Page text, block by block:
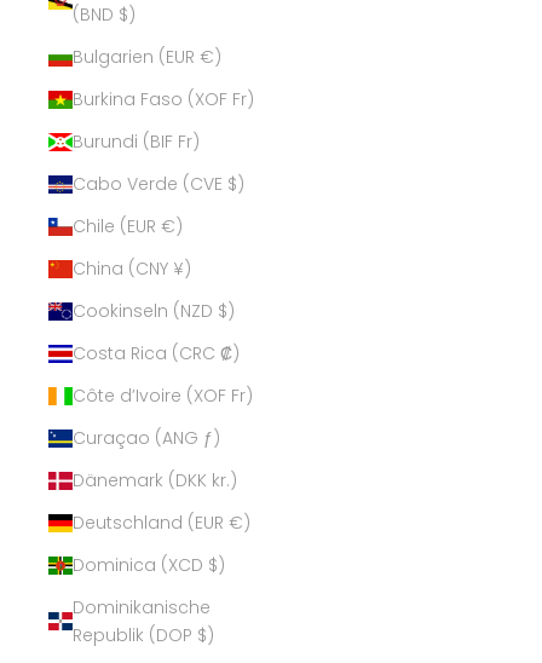
(BND $)
Bulgarien (EUR €)
Burkina Faso (XOF Fr)
Burundi (BIF Fr)
Cabo Verde (CVE $)
Chile (EUR €)
China (CNY ¥)
Cookinseln (NZD $)
Costa Rica (CRC ₡)
Côte d’Ivoire (XOF Fr)
Curaçao (ANG ƒ)
Dänemark (DKK kr.)
Deutschland (EUR €)
Dominica (XCD $)
Dominikanische
Republik (DOP $)